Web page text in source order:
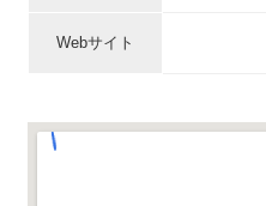
Webサイト